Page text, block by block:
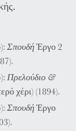
ΣπουδήΈργο 2
Πρελούδιο &
χέρι) (1894).
ΣπουδήΈργο